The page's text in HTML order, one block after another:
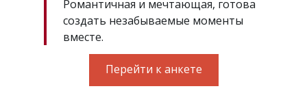
Романтичная и мечтающая, готова
создать незабываемые моменты
вместе.
Перейти к анкете